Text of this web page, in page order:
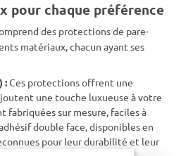
pour chaque préférence
des protections de pare-
matériaux, chacun ayant ses
:Ces protections offrent une
une touche luxueuse à votre
fabriquées sur mesure, faciles à
double face, disponibles en
pour leur durabilité et leur